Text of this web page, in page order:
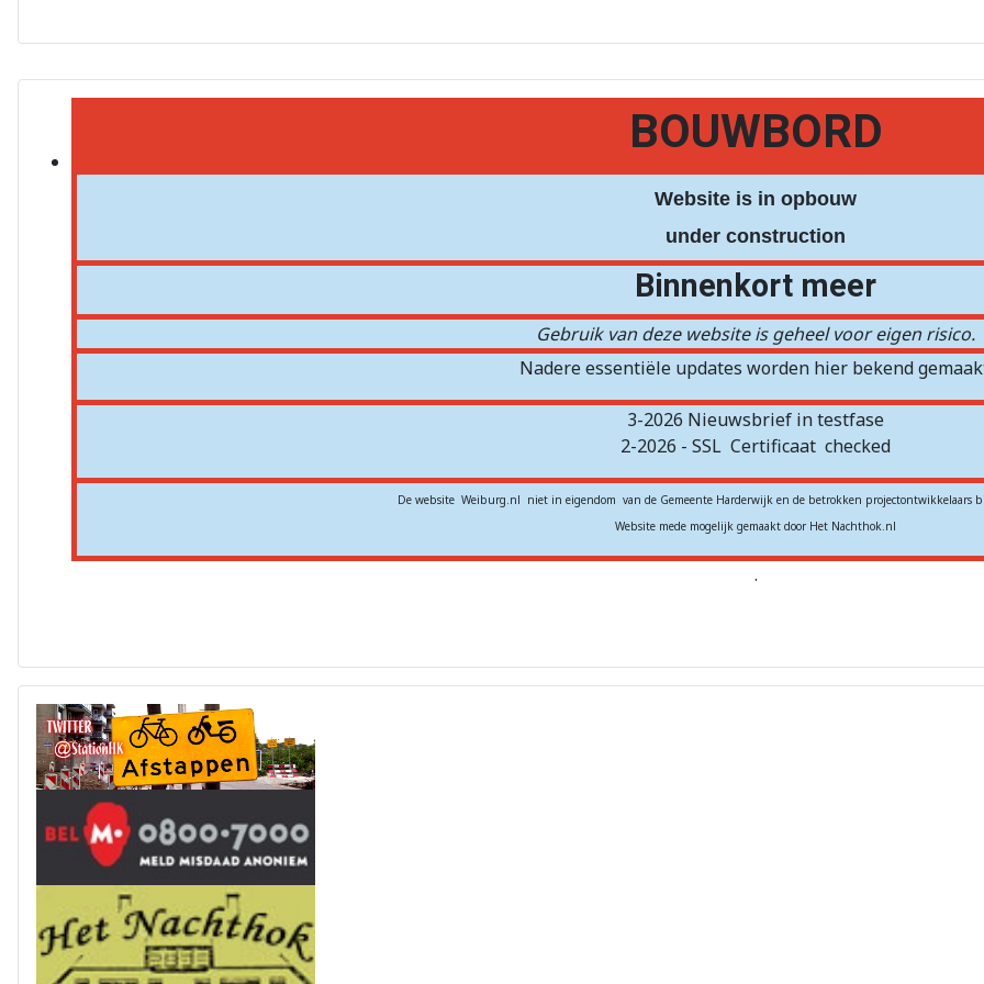
BOUWBORD
Website is in opbouw
under construction
Binnenkort meer
Gebruik van deze website is geheel voor eigen risico.
Nadere essentiële updates worden hier bekend
3-2026 Nieuwsbrief in testfase
2-2026 - SSL Certificaat checked
De website Weiburg.nl niet in eigendom van de Gemeente Harderwijk en de betrokken projectontwikkelaars
Website mede mogelijk gemaakt door Het Nachthok.nl
.